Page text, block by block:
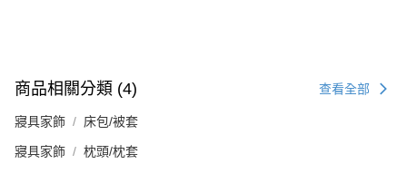
商品相關分類 (4) 查看全部
寢具家飾 床包/被套
寢具家飾 枕頭/枕套